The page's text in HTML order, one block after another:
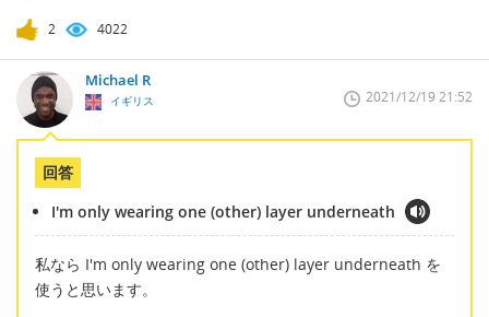
2 4022
Michael R
イギリス 2021/12/19 21:52
回答
I'm only wearing one (other) layer underneath
私なら I'm only wearing one (other) layer underneath を
使うと思います。